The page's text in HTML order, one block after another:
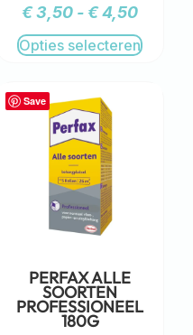
€3,50 - €4,50
Opties selecteren
Save
PERFAX ALLE
SOORTEN
PROFESSIONEEL
180G